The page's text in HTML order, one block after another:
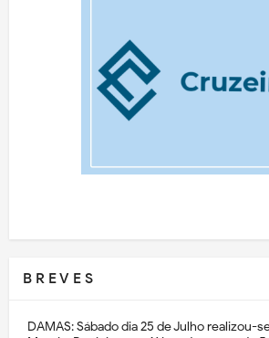
B R E V E S
DAMAS: Sábado dia 25 de Julho realizou-